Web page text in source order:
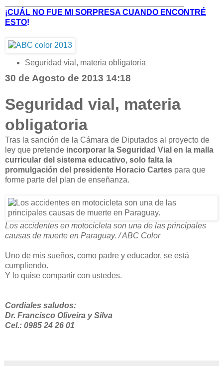
¡CUÁL NO FUE MI SORPRESA CUANDO ENCONTRÉ
ESTO!
Seguridad vial, materia obligatoria
30 de Agosto de 2013 14:18
Seguridad vial, materia
obligatoria
Tras la sanción de la Cámara de Diputados al proyecto de
ley que pretende incorporar la Seguridad Vial en la malla
curricular del sistema educativo, solo falta la
promulgación del presidente Horacio Cartes para que
forme parte del plan de enseñanza.
Los accidentes en motocicleta son una de las principales
causas de muerte en Paraguay. / ABC Color
Uno de mis sueños, como padre y educador, se está
cumpliendo.
Y lo quise compartir con ustedes.
Cordiales saludos:
Dr. Francisco Oliveira y Silva
Cel.: 0985 24 26 01